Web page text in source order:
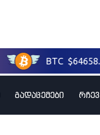
გადაცემები